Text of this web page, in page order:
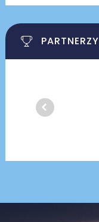
PARTNERZY